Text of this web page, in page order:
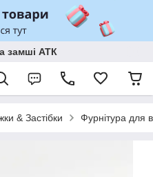
замші АТК
& Застібки Фурнітура для